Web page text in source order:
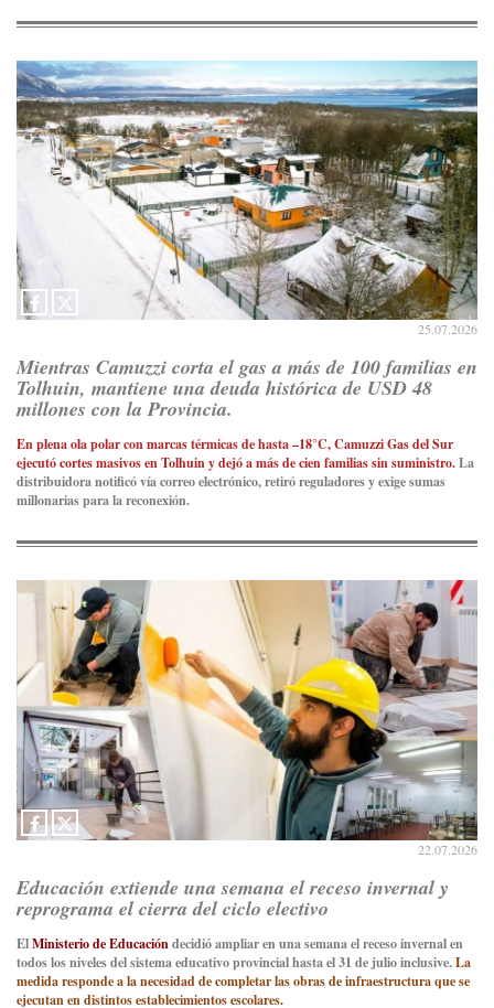
25.07.2026
Mientras Camuzzi corta el gas a más de 100 familias en
Tolhuin, mantiene una deuda histórica de USD 48
millones con la Provincia.
En plena ola polar con marcas térmicas de hasta –18°C, Camuzzi Gas del Sur
ejecutó cortes masivos en Tolhuin y dejó a más de cien familias sin suministro.La
distribuidora notificó vía correo electrónico, retiró reguladores y exige sumas
millonarias para la reconexión.
22.07.2026
Educación extiende una semana el receso invernal y
reprograma el cierra del ciclo electivo
ElMinisterio de Educacióndecidió ampliar en una semana el receso invernal en
todos los niveles del sistema educativo provincial hasta el 31 de julio inclusive.La
medida responde a la necesidad de completar las obras de infraestructura que se
ejecutan en distintos establecimientos escolares.